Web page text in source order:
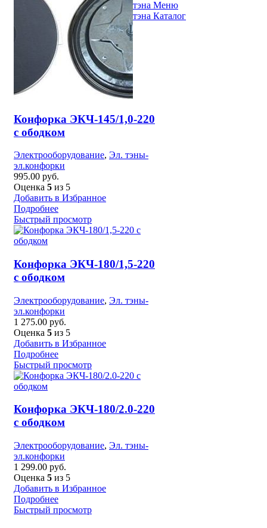
Меню
Каталог
8 (3842) 21-14-47
Поможем с выбором
Конфорка ЭКЧ-145/1,0-220
с ободком
Электрооборудование, Эл. тэны-
эл.конфорки
995.00 руб.
Оценка 5 из 5
Добавить в Избранное
Подробнее
Быстрый просмотр
Конфорка ЭКЧ-180/1,5-220
с ободком
Электрооборудование, Эл. тэны-
эл.конфорки
1 275.00 руб.
Оценка 5 из 5
Добавить в Избранное
Подробнее
Быстрый просмотр
Конфорка ЭКЧ-180/2.0-220
с ободком
Электрооборудование, Эл. тэны-
эл.конфорки
1 299.00 руб.
Оценка 5 из 5
Добавить в Избранное
Подробнее
Быстрый просмотр